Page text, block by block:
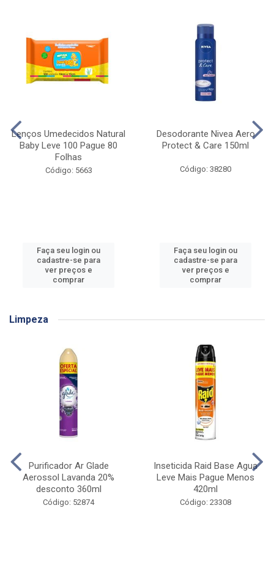
Lenços Umedecidos Natural
Baby Leve 100 Pague 80
Folhas
Código: 5663
Faça seu login ou
cadastre-se para
ver preços e
comprar
Desodorante Nivea Aero
Protect & Care 150ml
Código: 38280
Faça seu login ou
cadastre-se para
ver preços e
comprar
Limpeza
Purificador Ar Glade
Aerossol Lavanda 20%
desconto 360ml
Código: 52874
Inseticida Raid Base Agua
Leve Mais Pague Menos
420ml
Código: 23308